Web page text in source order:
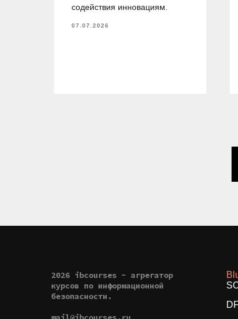
содействия инновациям.
07.07.2026
2026 ibcourses - агрегатор
курсов по информационной
безопасности.